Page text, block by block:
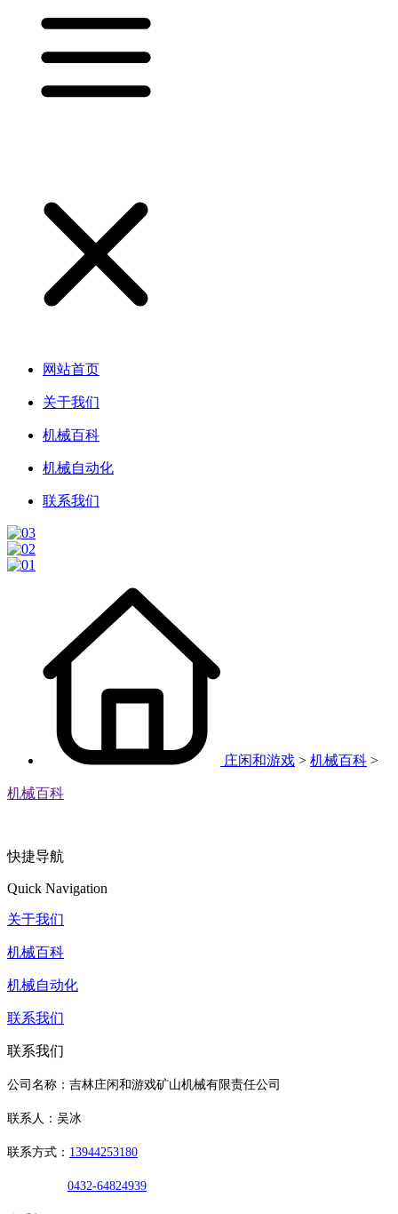
网站首页
关于我们
机械百科
机械自动化
联系我们
庄闲和游戏 > 机械百科 >
机械百科
快捷导航
Quick Navigation
关于我们
机械百科
机械自动化
联系我们
联系我们
公司名称：吉林庄闲和游戏矿山机械有限责任公司
联系人：吴冰
联系方式： 13944253180
0432-64824939